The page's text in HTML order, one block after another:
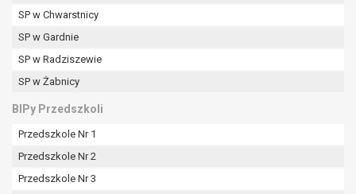
SP w Chwarstnicy
SP w Gardnie
SP w Radziszewie
SP w Żabnicy
BIPy Przedszkoli
Przedszkole Nr 1
Przedszkole Nr 2
Przedszkole Nr 3
Pani/Pana dane nie będą poddawane
zautomatyzowanemu podejmowaniu decyzji, w
tym również profilowaniu.